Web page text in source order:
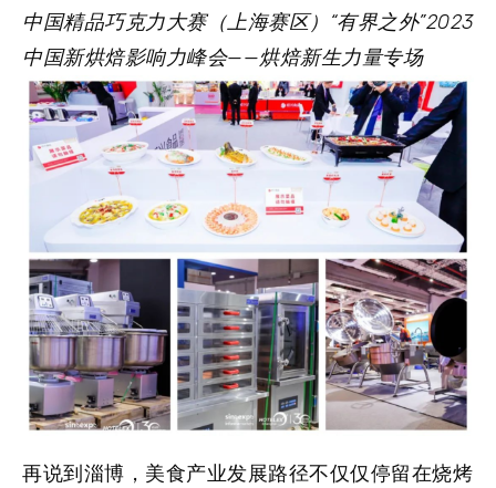
中国精品巧克力大赛（上海赛区） “有界之外”2023
中国新烘焙影响力峰会——烘焙新生力量专场
再说到淄博，美食产业发展路径不仅仅停留在烧烤